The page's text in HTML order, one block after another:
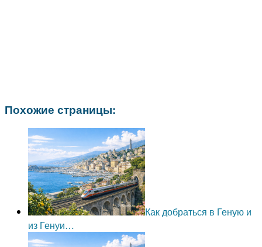
Похожие страницы:
Как добраться в Геную и
из Генуи…